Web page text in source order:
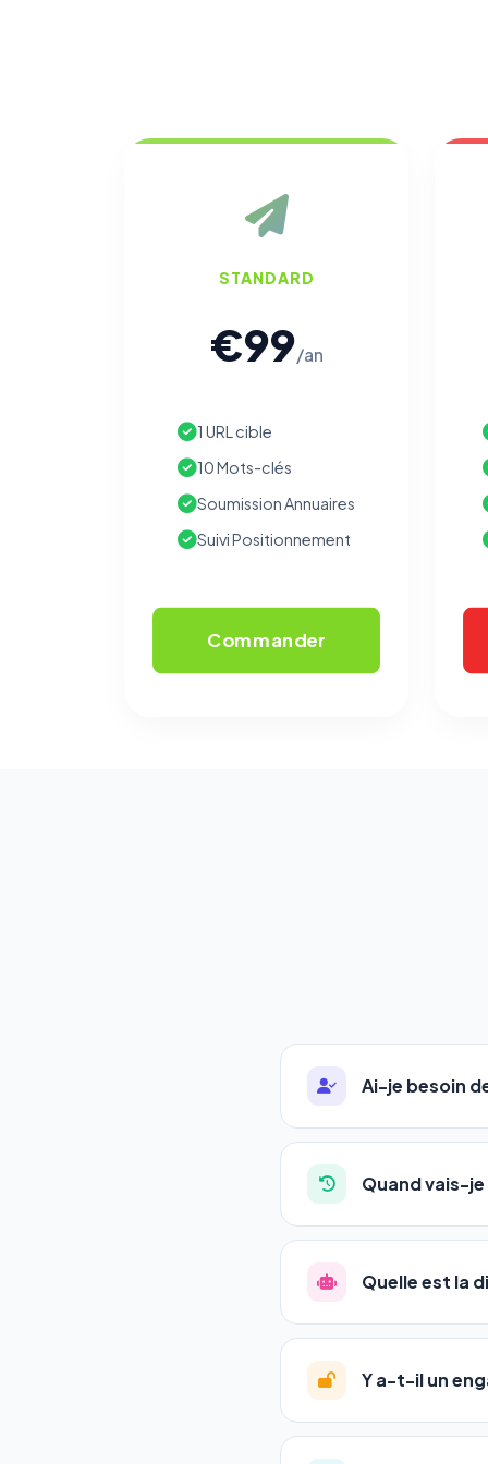
STANDARD
€99/an
1 URL cible
10 Mots-clés
Soumission Annuaires
Suivi Positionnement
Commander
Ai-je besoin
Absolument pas.
auto-entrepreneurs,
l'adresse de votre
Quand vais-
La plupart de nos
progression
votre tableau de bord.
Quelle est la
LeSEO(Search
GEO(Generative
Gemini et Perplexity
deux simultanément
Y a-t-il un
Aucun engagement.